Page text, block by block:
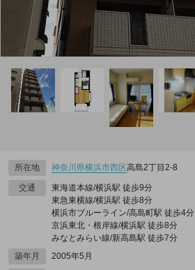
所在地 神奈川県横浜市西区高島2丁目2-8
交通
東海道本線/横浜駅 徒歩9分
東急東横線/横浜駅 徒歩8分
横浜市ブルーライン/高島町駅 徒歩4分
京浜東北・根岸線/横浜駅 徒歩8分
みなとみらい線/新高島駅 徒歩7分
築年月
2005年5月